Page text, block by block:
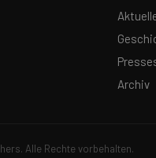
Archiv
Alle Rechte vorbehalten.